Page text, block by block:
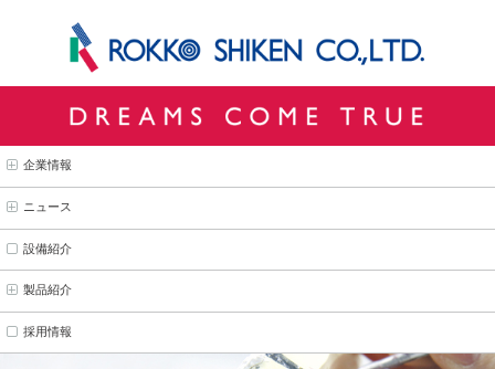
企業情報
ニュース
設備紹介
製品紹介
採用情報